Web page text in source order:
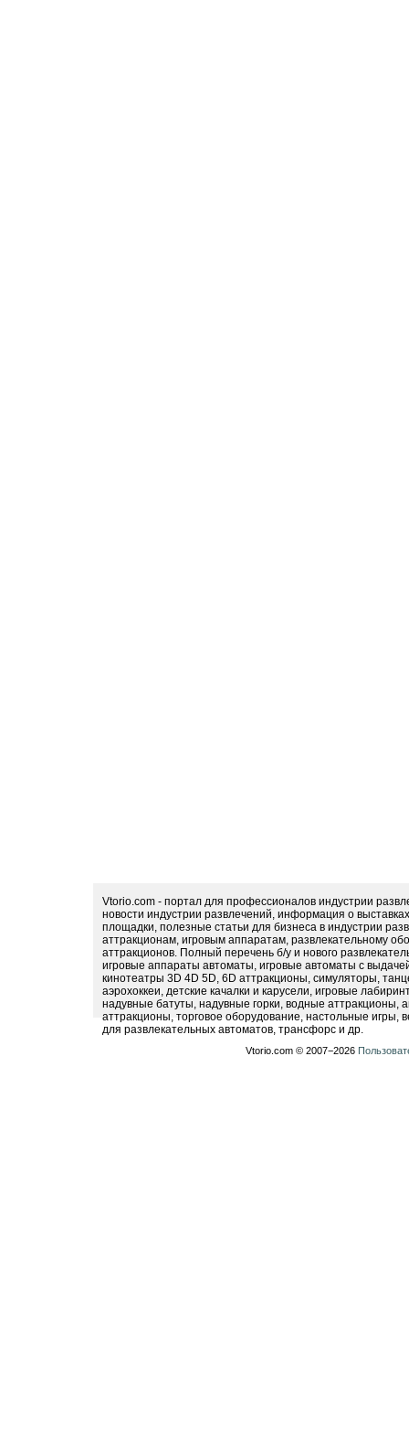
Vtorio.com - портал для профессионалов индустрии
новости индустрии развлечений, информация о
площадки, полезные статьи для бизнеса в индустрии
аттракционам, игровым аппаратам, развлекательному
аттракционов. Полный перечень б/у и нового
игровые аппараты автоматы, игровые автоматы с
кинотеатры 3D 4D 5D, 6D аттракционы, симуляторы,
аэрохоккеи, детские качалки и карусели, игровые
надувные батуты, надувные горки, водные
аттракционы, торговое оборудование, настольные игры,
для развлекательных автоматов, трансфорс и др.
Vtorio.com © 2007−2026